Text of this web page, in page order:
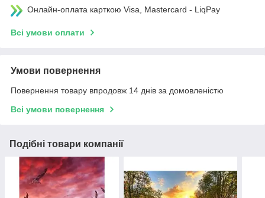
Онлайн-оплата карткою Visa, Mastercard - LiqPay
Всі умови оплати
Умови повернення
Повернення товару впродовж 14 днів за домовленістю
Всі умови повернення
Подібні товари компанії